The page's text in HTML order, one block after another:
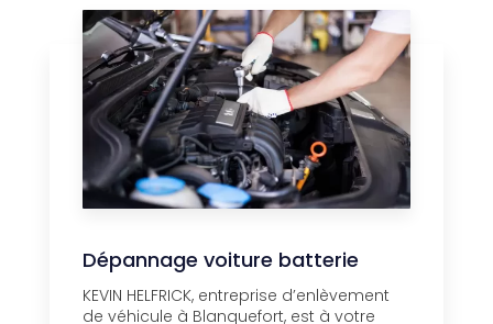
Dépannage voiture batterie
KEVIN HELFRICK, entreprise d’enlèvement
de véhicule à Blanquefort, est à votre